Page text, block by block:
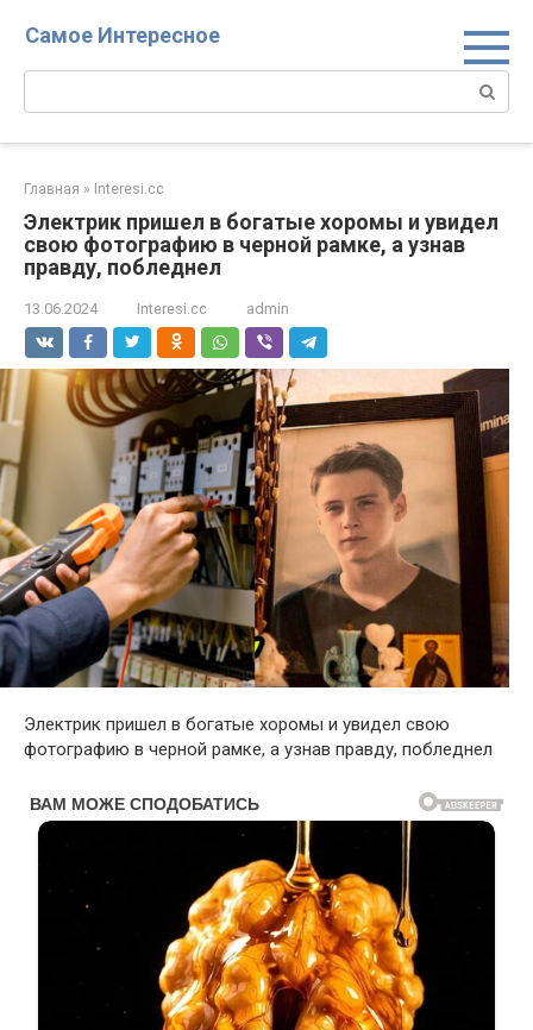
Самое Интересное
Поиск:
Главная » Interesi.cc
Электрик пришел в богатые хоромы и увидел
свою фотографию в черной рамке, а узнав
правду, побледнел
13.06.2024 Interesi.cc admin
Электрик пришел в богатые хоромы и увидел свою
фотографию в черной рамке, а узнав правду, побледнел